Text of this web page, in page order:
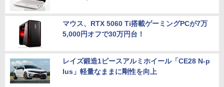
マウス、RTX 5060 Ti搭載ゲーミングPCが7万
5,000円オフで30万円台！
レイズ鍛造1ピースアルミホイール「CE28 N-p
lus」軽量なままに剛性を向上